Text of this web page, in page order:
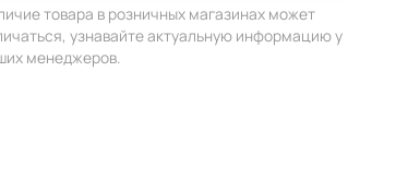
товара в розничных магазинах может
узнавайте актуальную информацию у
менеджеров.